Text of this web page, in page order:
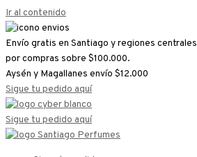
Ir al contenido
Envío gratis en Santiago y regiones centrales
por compras sobre $100.000.
Aysén y Magallanes envío $12.000
Sigue tu pedido aquí
Sigue tu pedido aquí